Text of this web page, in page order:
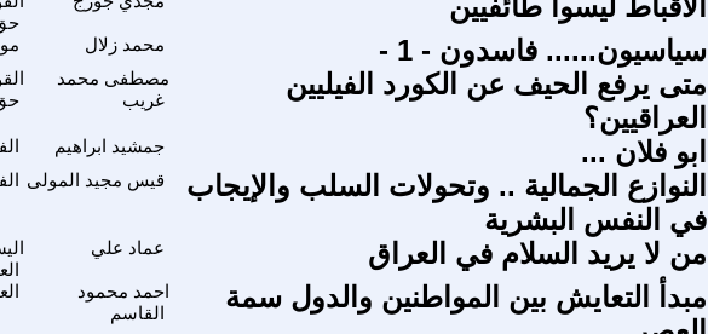
الأقباط ليسوا طائفيين
محمد زلال سياسيون...... فاسدون - 1 -
مصطفى محمد
غريب
متى يرفع الحيف عن الكورد الفيليين
العراقيين؟
جمشيد ابراهيم ابو فلان ...
قيس مجيد المولى
النوازع الجمالية .. وتحولات السلب والإيجاب
في النفس البشرية
عماد علي من لا يريد السلام في العراق
احمد محمود
القاسم
مبدأ التعايش بين المواطنين والدول سمة